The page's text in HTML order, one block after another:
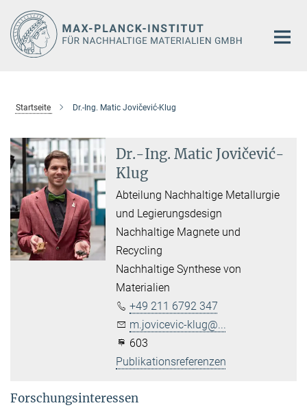
Hauptinhalt
Startseite Dr.-Ing. Matic Jovičević-Klug
Dr.-Ing. Matic Jovičević-
Klug
Abteilung Nachhaltige Metallurgie
und Legierungsdesign
Nachhaltige Magnete und
Recycling
Nachhaltige Synthese von
Materialien
+49 211 6792 347
m.jovicevic-klug@...
603
Publikationsreferenzen
Forschungsinteressen